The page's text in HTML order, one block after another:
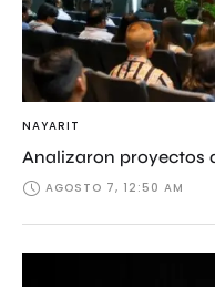
NAYARIT
Analizaron proyectos
AGOSTO 7, 12:50 AM